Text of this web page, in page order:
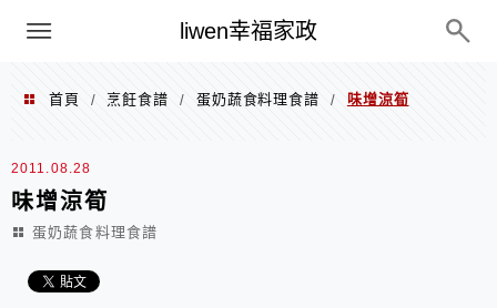
liwen幸福家政
menu
首頁 / 烹飪食譜 / 蛋奶蔬食料理食譜 / 味增涼筍
2011.08.28
味增涼筍
蛋奶蔬食料理食譜